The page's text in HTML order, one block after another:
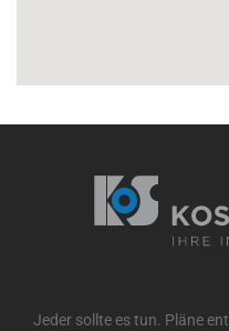
Jeder sollte es tun. Pläne